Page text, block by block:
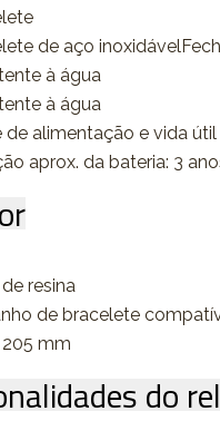
de aço
à água
à água
de alimentação e vida
aprox. da bateria: 3
resina
de bracelete
205 mm
do